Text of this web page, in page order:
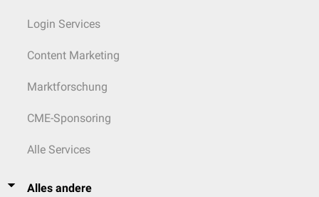
Login Services
Content Marketing
Marktforschung
CME-Sponsoring
Alle Services
Alles andere